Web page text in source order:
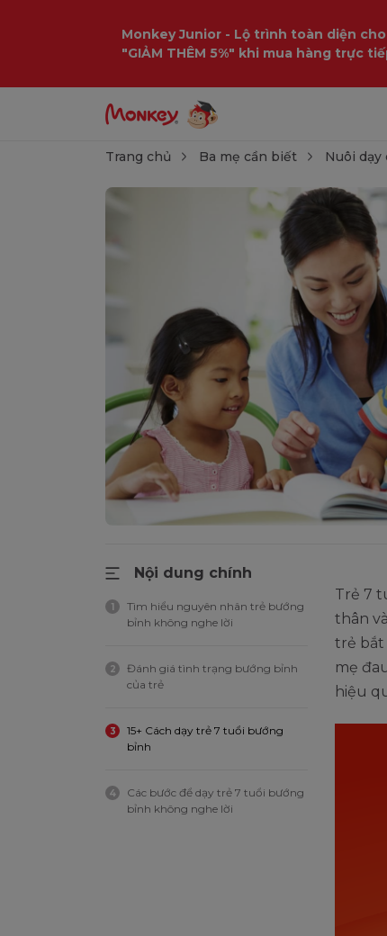
Monkey Junior - Lộ trình toàn diện
"GIẢM THÊM 5%" khi mua hàng trực
Trang chủ Ba mẹ cần biết Nuôi dạy
Nội dung chính
1
Tìm hiểu nguyên nhân trẻ bướng
bỉnh không nghe lời
2
Đánh giá tình trạng bướng bỉnh
của trẻ
3
15+ Cách dạy trẻ 7 tuổi bướng
bỉnh
4
Các bước để dạy trẻ 7 tuổi bướng
bỉnh không nghe lời
Trẻ 7
thân
trẻ bắt
mẹ
hiệu